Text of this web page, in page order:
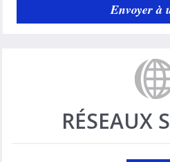
Envoyer à
RÉSEAUX